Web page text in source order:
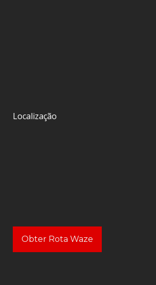
Localização
Obter Rota Waze